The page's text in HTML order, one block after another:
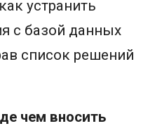
устранить
с базой данных
список решений
чем вносить